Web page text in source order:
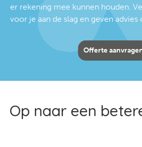
er rekening mee kunnen houden.
voor je aan de slag en geven advies
Offerte
Op naar een